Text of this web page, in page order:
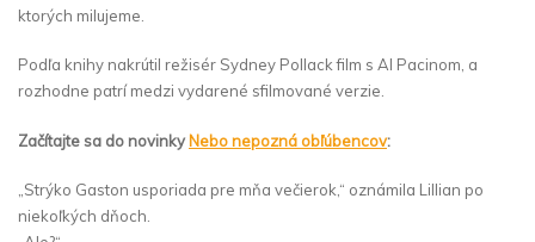
ktorých milujeme.
Podľa knihy nakrútil režisér Sydney Pollack film s Al Pacinom, a
rozhodne patrí medzi vydarené sfilmované verzie.
Začítajte sa do novinkyNebo nepozná obľúbencov:
„Strýko Gaston usporiada pre mňa večierok,“ oznámila Lillian po
niekoľkých dňoch.